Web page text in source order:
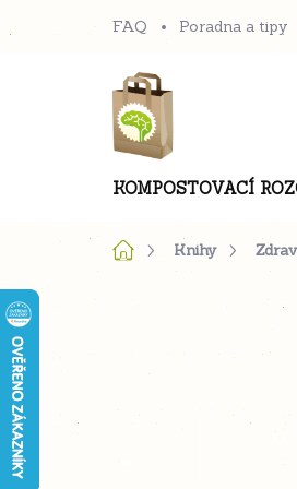
na
FAQ Poradna a tipy
KOMPOSTOVACÍ
DomůKnihy